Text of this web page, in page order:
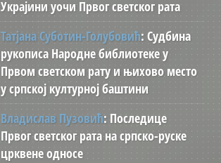
Украјини уочи Првог светског рата
Татјана Суботин-Голубовић: Судбина
рукописа Народне библиотеке у
Првом светском рату и њихово место
у српској културној баштини
Владислав Пузовић: Последице
Првог светског рата на српско-руске
црквене односе